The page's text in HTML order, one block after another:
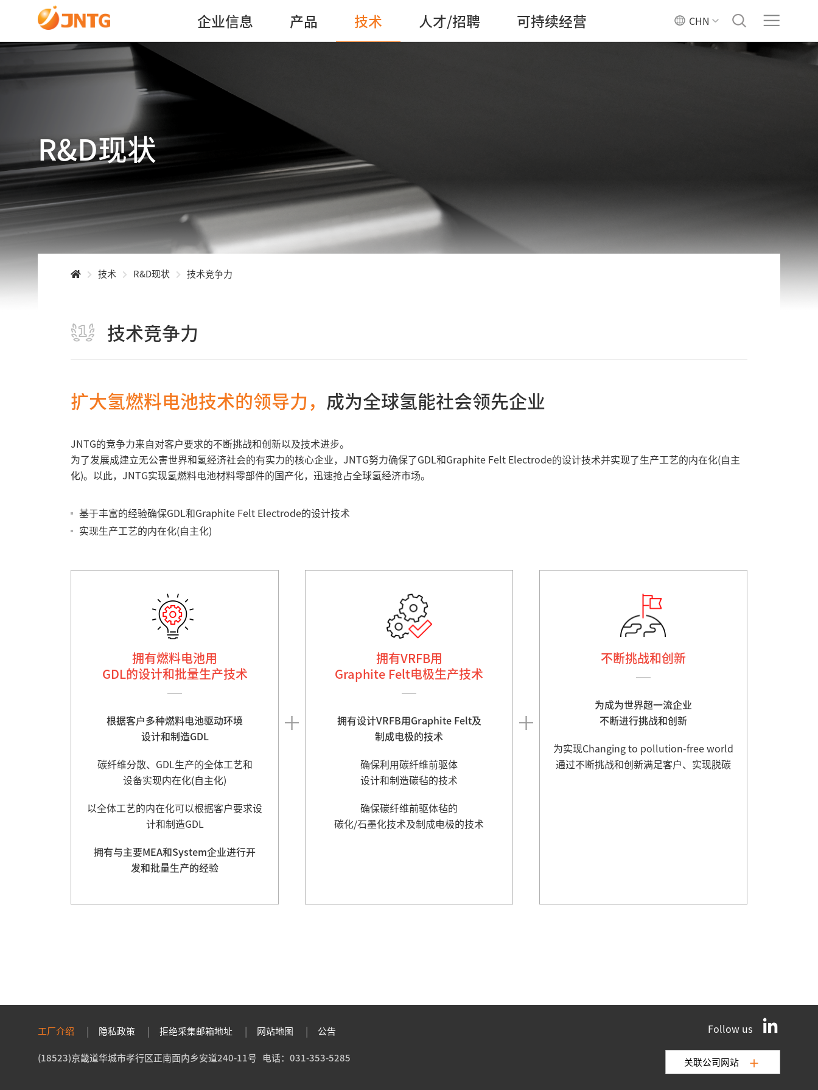
企业信息 产品 技术 人才/招聘 可持续经营 CHN
R&D现状
技术 R&D现状 技术竞争力
技术竞争力
扩大氢燃料电池技术的领导力， 成为全球氢能社会领先企业
JNTG的竞争力来自对客户要求的不断挑战和创新以及技术进步。
为了发展成建立无公害世界和氢经济社会的有实力的核心企业，JNTG努力确保了GDL和Graphite Felt Electrode的设计技术并实现了生产工艺的内在化(自主
化)。以此，JNTG实现氢燃料电池材料零部件的国产化，迅速抢占全球氢经济市场。
基于丰富的经验确保GDL和Graphite Felt Electrode的设计技术
实现生产工艺的内在化(自主化)
拥有燃料电池用
GDL的设计和批量生产技术
根据客户多种燃料电池驱动环境
设计和制造GDL
碳纤维分散、GDL生产的全体工艺和
设备实现内在化(自主化)
以全体工艺的内在化可以根据客户要求设
计和制造GDL
拥有与主要MEA和System企业进行开
发和批量生产的经验
拥有VRFB用
Graphite Felt电极生产技术
拥有设计VRFB用Graphite Felt及
制成电极的技术
确保利用碳纤维前驱体
设计和制造碳毡的技术
确保碳纤维前驱体毡的
碳化/石墨化技术及制成电极的技术
不断挑战和创新
为成为世界超一流企业
不断进行挑战和创新
为实现Changing to pollution-free world
通过不断挑战和创新满足客户、实现脱碳
工厂介绍 隐私政策 拒绝采集邮箱地址 网站地图 公告 Follow us
(18523)京畿道华城市孝行区正南面内乡安道240-11号 电话：031-353-5285 关联公司网站